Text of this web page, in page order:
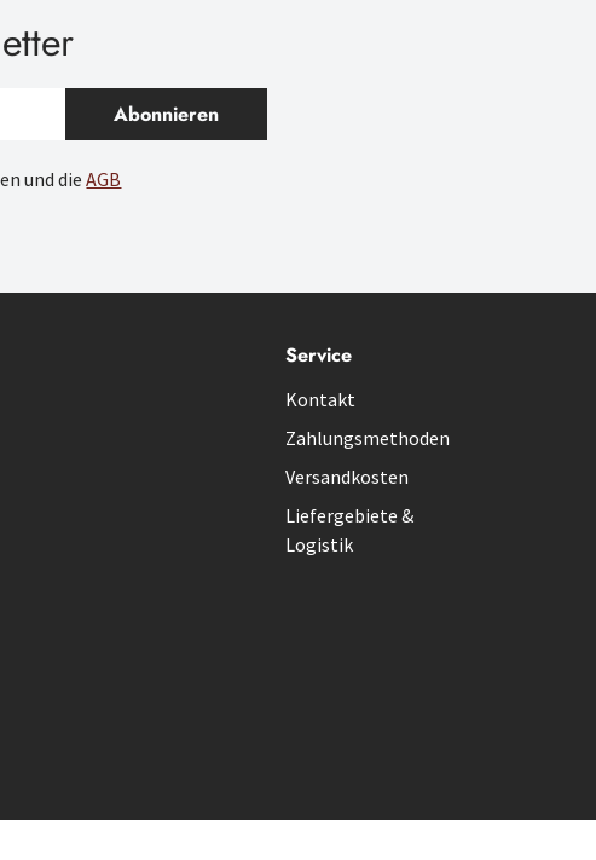
Abonnieren
und dieAGB
Service
Kontakt
Zahlungsmethoden
Versandkosten
Liefergebiete &
Logistik